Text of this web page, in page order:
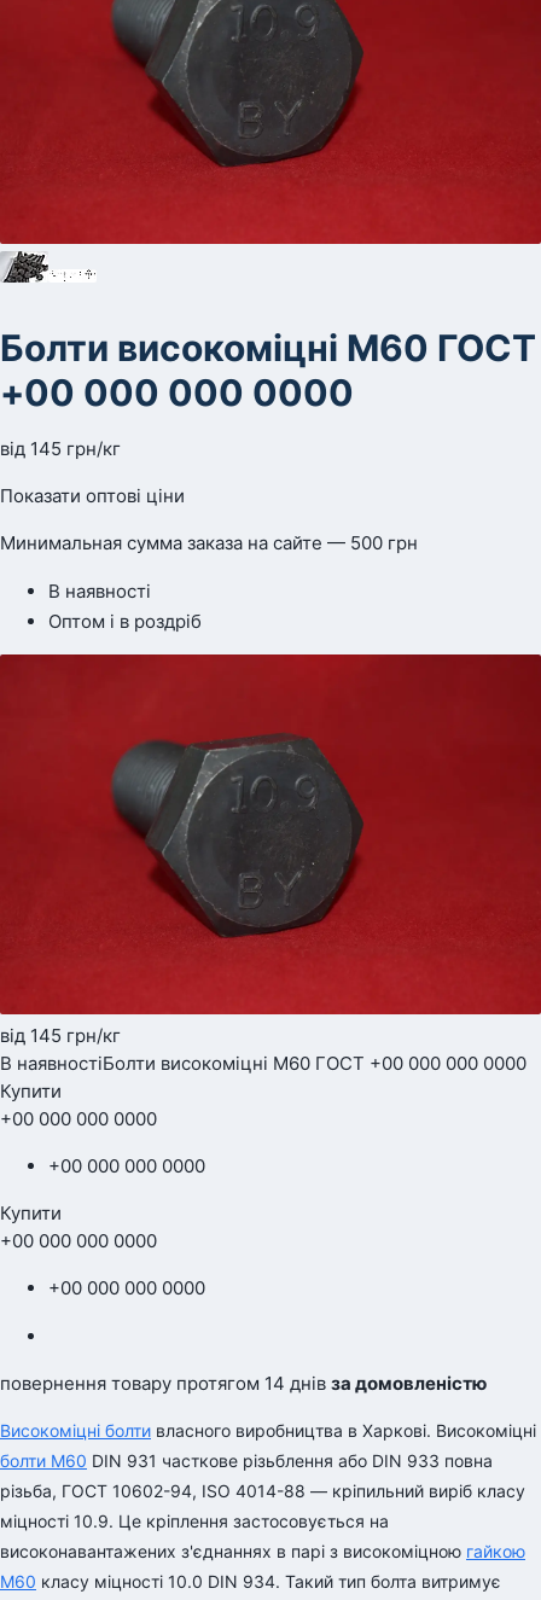
Болти високоміцні М60 ГОСТ
+00 000 000 0000
від 145 грн/кг
Показати оптові ціни
Минимальная сумма заказа на сайте — 500 грн
В наявності
Оптом і в роздріб
від 145 грн/кг
В наявностіБолти високоміцні М60 ГОСТ +00 000 000 0000
Купити
+00 000 000 0000
+00 000 000 0000
Купити
+00 000 000 0000
+00 000 000 0000
повернення товару протягом 14 днів за домовленістю
Високоміцні болти власного виробництва в Харкові. Високоміцні
болти М60 DIN 931 часткове різьблення або DIN 933 повна
різьба, ГОСТ 10602-94, ISO 4014-88 ― кріпильний виріб класу
міцності 10.9. Це кріплення застосовується на
високонавантажених з'єднаннях в парі з високоміцною гайкою
М60 класу міцності 10.0 DIN 934. Такий тип болта витримує